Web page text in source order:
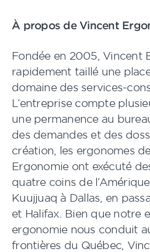
À propos de Vincent
Fondée en 2005, Vincent
rapidement taillé une
domaine des services-
L’entreprise compte
une permanence au
des demandes et des
création, les ergonomes
Ergonomie ont exécuté
quatre coins de
Kuujjuaq à Dallas, en
et Halifax. Bien que notre
ergonomie nous conduit
frontières du Québec,